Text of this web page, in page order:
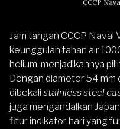
CCCP
Jam tangan CCCP Naval
keunggulan tahan air
helium, menjadikannya
Dengan diameter 54 mm
dibekali stainless steel
juga mengandalkan Japan
fitur indikator hari yang